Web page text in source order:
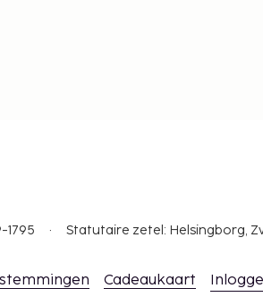
1795 Statutaire zetel: Helsingborg,
Cadeaukaart